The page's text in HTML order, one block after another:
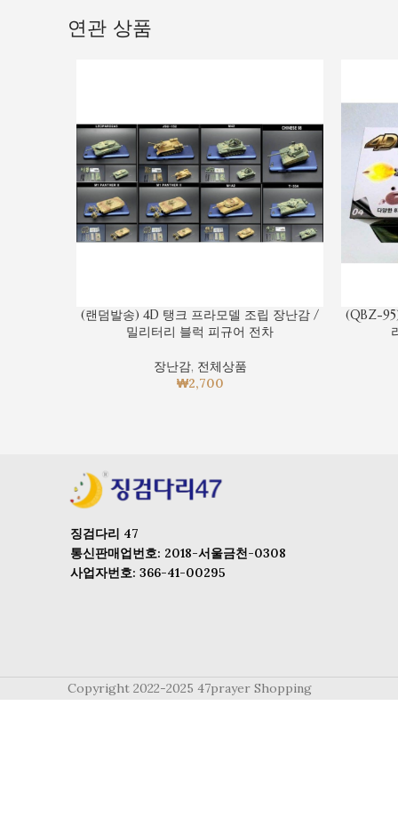
연관 상품
(랜덤발송) 4D 탱크 프라모델 조립 장난감 /
밀리터리 블럭 피규어 전차
장난감, 전체상품
₩2,700
(QBZ-
징검다리 47
통신판매업번호: 2018-서울금천-0308
사업자번호: 366-41-00295
Copyright 2022-2025 47prayer Shopping